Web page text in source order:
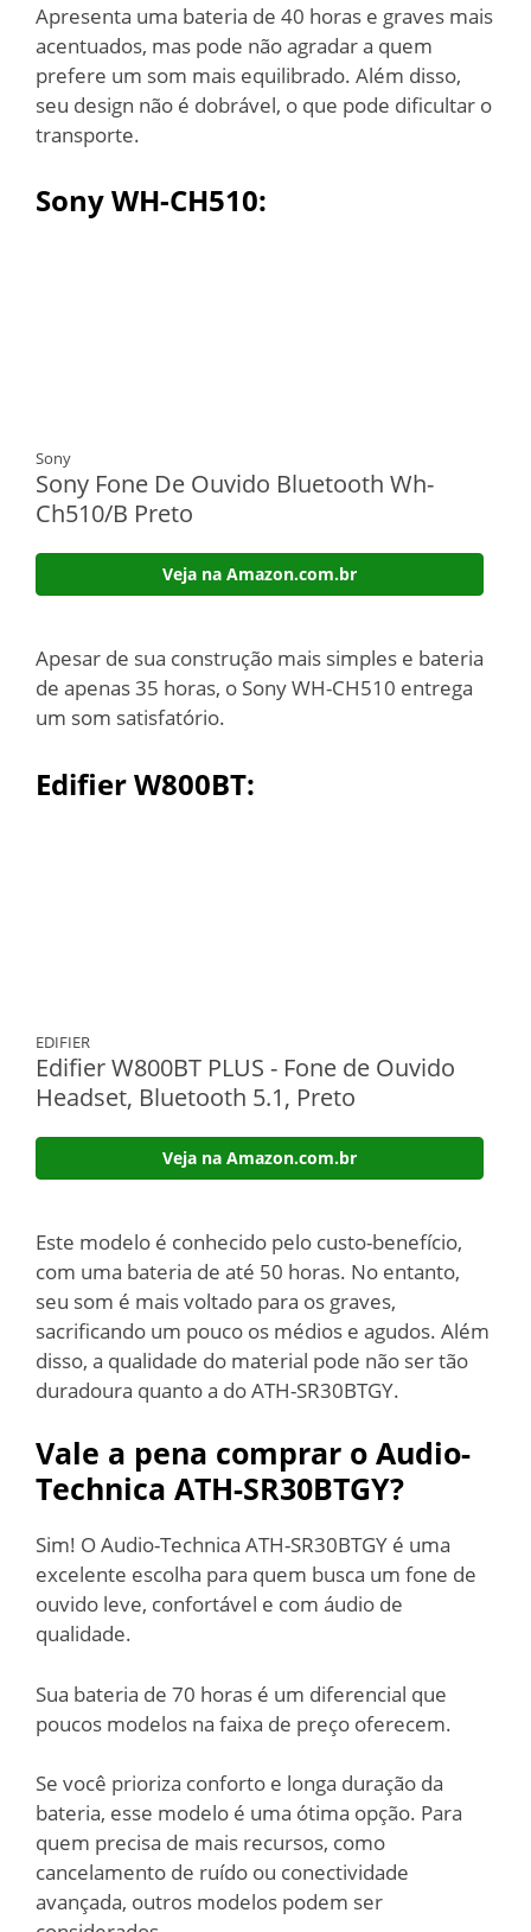
Apresenta uma bateria de 40 horas e graves mais
acentuados, mas pode não agradar a quem
prefere um som mais equilibrado. Além disso,
seu design não é dobrável, o que pode dificultar o
transporte.
Sony WH-CH510:
Sony
Sony Fone De Ouvido Bluetooth Wh-
Ch510/B Preto
Veja na Amazon.com.br
Apesar de sua construção mais simples e bateria
de apenas 35 horas, o Sony WH-CH510 entrega
um som satisfatório.
Edifier W800BT:
EDIFIER
Edifier W800BT PLUS - Fone de Ouvido
Headset, Bluetooth 5.1, Preto
Veja na Amazon.com.br
Este modelo é conhecido pelo custo-benefício,
com uma bateria de até 50 horas. No entanto,
seu som é mais voltado para os graves,
sacrificando um pouco os médios e agudos. Além
disso, a qualidade do material pode não ser tão
duradoura quanto a do ATH-SR30BTGY.
Vale a pena comprar o Audio-
Technica ATH-SR30BTGY?
Sim! O Audio-Technica ATH-SR30BTGY é uma
excelente escolha para quem busca um fone de
ouvido leve, confortável e com áudio de
qualidade.
Sua bateria de 70 horas é um diferencial que
poucos modelos na faixa de preço oferecem.
Se você prioriza conforto e longa duração da
bateria, esse modelo é uma ótima opção. Para
quem precisa de mais recursos, como
cancelamento de ruído ou conectividade
avançada, outros modelos podem ser